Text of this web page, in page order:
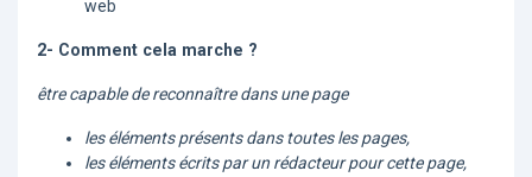
web
2- Comment cela marche ?
être capable de reconnaître dans une page
les éléments présents dans toutes les pages,
les éléments écrits par un rédacteur pour cette page,